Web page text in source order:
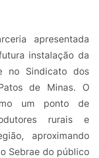
apresentada
instalação da
no Sindicato dos
de Minas. O
um ponto de
rurais e
aproximando
Sebrae do público